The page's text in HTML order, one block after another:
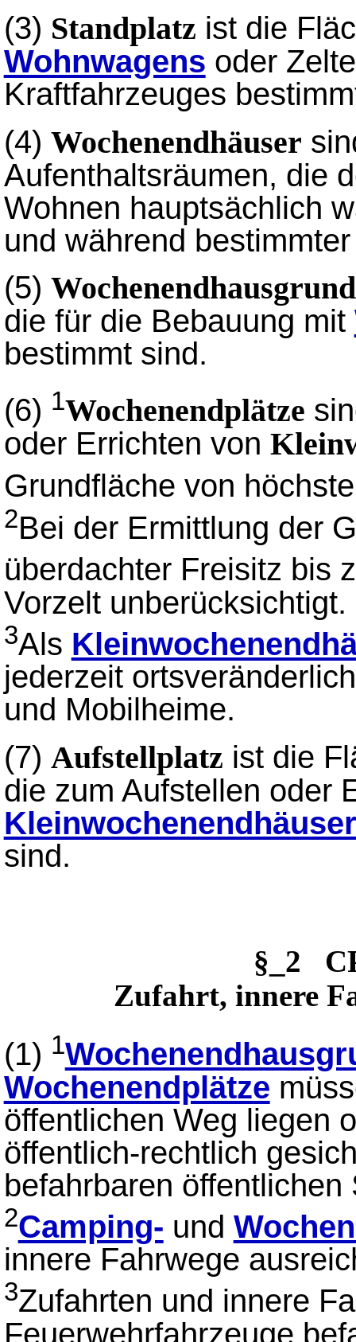
(3) Standplatz ist die
Wohnwagens oder
Kraftfahrzeuges
(4) Wochenendhäuser
Aufenthaltsräumen, die
Wohnen hauptsächlich
und während
(5)
die für die Bebauung mit
bestimmt sind.
(6) 1Wochenendplätze
oder Errichten von
Grundfläche von
2Bei der Ermittlung der
überdachter Freisitz bis
Vorzelt unberücksichtigt.
3Als
jederzeit
und Mobilheime.
(7) Aufstellplatz ist die
die zum Aufstellen oder
sind.
§_2
Zufahrt, innere
(1) 1
Wochenendplätze
öffentlichen Weg liegen
öffentlich-rechtlich
befahrbaren
2Camping- und
innere Fahrwege
3Zufahrten und innere
Feuerwehrfahrzeuge